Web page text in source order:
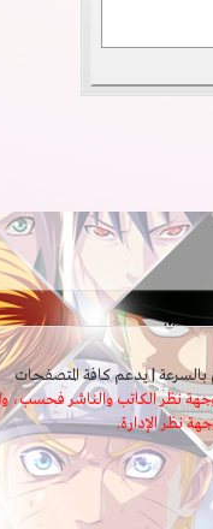
نظر الكاتب والناشر فحسب،
نظر الإدارة.